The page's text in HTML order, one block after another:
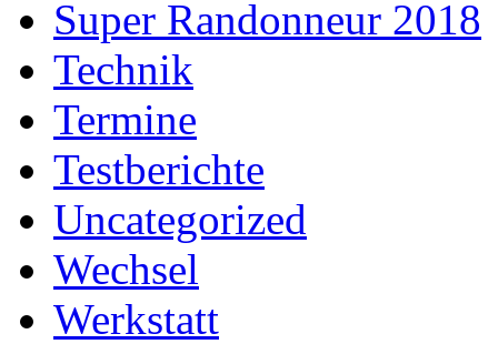
Super Randonneur 2018
Technik
Termine
Testberichte
Uncategorized
Wechsel
Werkstatt